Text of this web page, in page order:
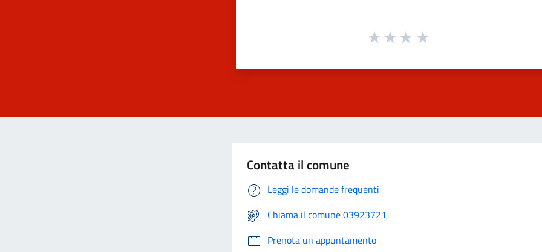
Contatta il comune
Leggi le domande frequenti
Chiama il comune 03923721
Prenota un appuntamento